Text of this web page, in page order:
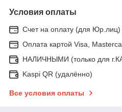
Условия оплаты
Счет на оплату (для
Оплата картой Visa,
НАЛИЧНЫМИ (только для
Kaspi QR (удалённо)
Все условия оплаты